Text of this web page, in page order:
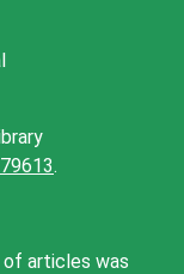
.
of articles was